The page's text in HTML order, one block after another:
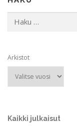
Arkistot
Kaikki julkaisut